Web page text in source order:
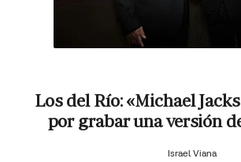
Los del Río: «Michael
por grabar una versión
Israel Viana